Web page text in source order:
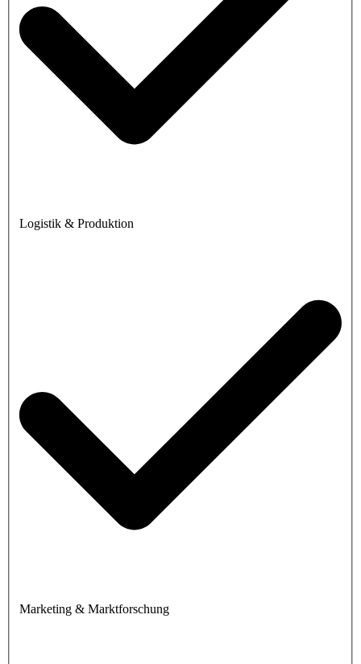
Logistik & Produktion
Marketing & Marktforschung